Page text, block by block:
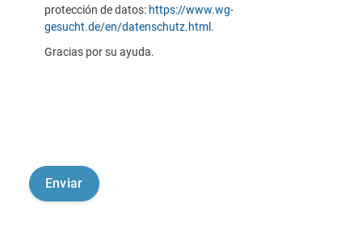
protección de datos: https://www.wg-
gesucht.de/en/datenschutz.html .
Gracias por su ayuda.